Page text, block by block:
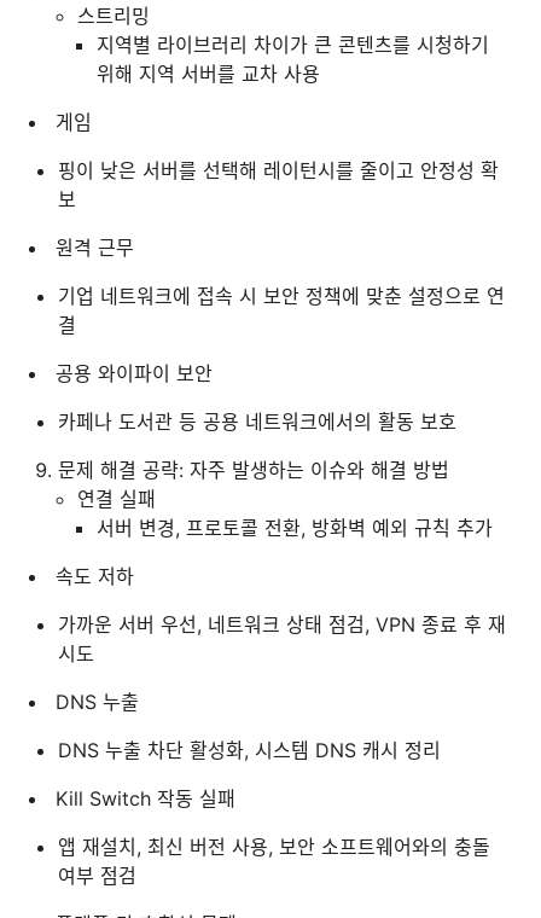
스트리밍
지역별 라이브러리 차이가 큰 콘텐츠를 시청하기
위해 지역 서버를 교차 사용
게임
핑이 낮은 서버를 선택해 레이턴시를 줄이고 안정성 확
보
원격 근무
기업 네트워크에 접속 시 보안 정책에 맞춘 설정으로 연
결
공용 와이파이 보안
카페나 도서관 등 공용 네트워크에서의 활동 보호
문제 해결 공략: 자주 발생하는 이슈와 해결 방법
연결 실패
서버 변경, 프로토콜 전환, 방화벽 예외 규칙 추가
속도 저하
가까운 서버 우선, 네트워크 상태 점검, VPN 종료 후 재
시도
DNS 누출
DNS 누출 차단 활성화, 시스템 DNS 캐시 정리
Kill Switch 작동 실패
앱 재설치, 최신 버전 사용, 보안 소프트웨어와의 충돌
여부 점검